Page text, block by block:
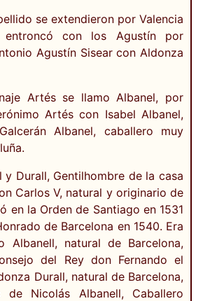
se extendieron por Valencia
con los Agustín por
Agustín Sisear con Aldonza
Artés se llamo Albanel, por
Artés con Isabel Albanel,
Albanel, caballero muy
y Durall, Gentilhombre de la casa
Carlos V, natural y originario de
en la Orden de Santiago en 1531
de Barcelona en 1540. Era
Albanell, natural de Barcelona,
del Rey don Fernando el
Durall, natural de Barcelona,
Nicolás Albanell, Caballero